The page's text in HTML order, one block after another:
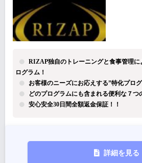
RIZAP独自のトレーニングと食事管理
ログラム！
お客様のニーズにお応えする”特化プロ
どのプログラムにも含まれる便利な７つ
安心安全30日間全額返金保証！！
詳細を見る